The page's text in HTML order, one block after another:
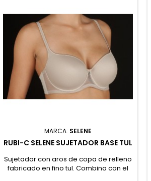
MARCA: SELENE
RUBI-C SELENE SUJETADOR BASE TUL
Sujetador con aros de copa de relleno
fabricado en fino tul. Combina con el